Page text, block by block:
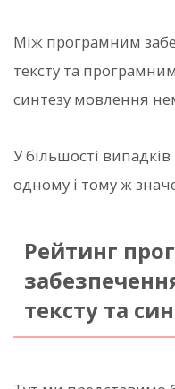
Між програмним
тексту та
синтезу мовлення
У більшості
одному і тому ж
Рейтинг
тексту та